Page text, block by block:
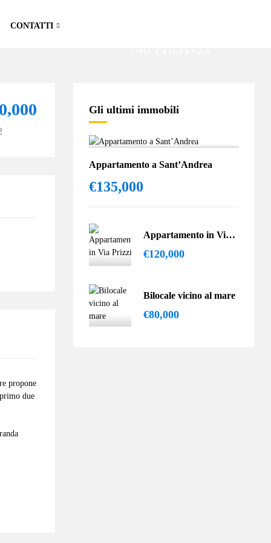
CONTATTI
propone
due
Gli ultimi immobili
Appartamento a Sant’Andrea
€135,000
Appartamento in Via Prizzi
€120,000
Bilocale vicino al mare
€80,000